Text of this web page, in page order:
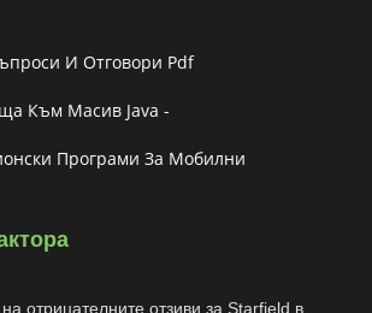
И Отговори Pdf
Към Масив Java -
Програми За Мобилни
отрицателните отзиви за Starfield в